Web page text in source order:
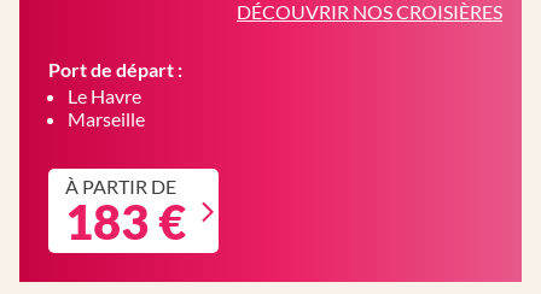
DÉCOUVRIR NOS CROISIÈRES
Port de départ :
Le Havre
Marseille
À PARTIR DE
183 €